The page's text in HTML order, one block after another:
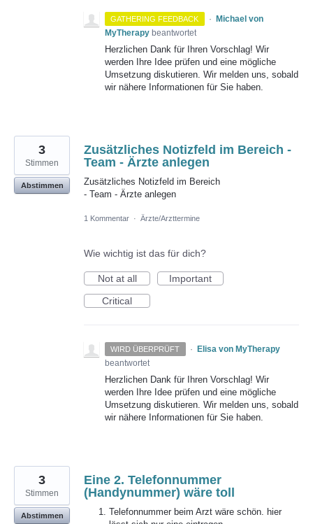
GATHERING FEEDBACK · Michael von
MyTherapy beantwortet
Herzlichen Dank für Ihren Vorschlag! Wir
werden Ihre Idee prüfen und eine mögliche
Umsetzung diskutieren. Wir melden uns, sobald
wir nähere Informationen für Sie haben.
Zusätzliches Notizfeld im Bereich -
Team - Ärzte anlegen
Zusätzliches Notizfeld im Bereich
- Team - Ärzte anlegen
3
Stimmen
Abstimmen
1 Kommentar · Ärzte/Arzttermine
Wie wichtig ist das für dich?
Not at all
Important
Critical
WIRD ÜBERPRÜFT · Elisa von MyTherapy
beantwortet
Herzlichen Dank für Ihren Vorschlag! Wir
werden Ihre Idee prüfen und eine mögliche
Umsetzung diskutieren. Wir melden uns, sobald
wir nähere Informationen für Sie haben.
Eine 2. Telefonnummer
(Handynummer) wäre toll
Telefonnummer beim Arzt wäre schön. hier
3
Stimmen
Abstimmen